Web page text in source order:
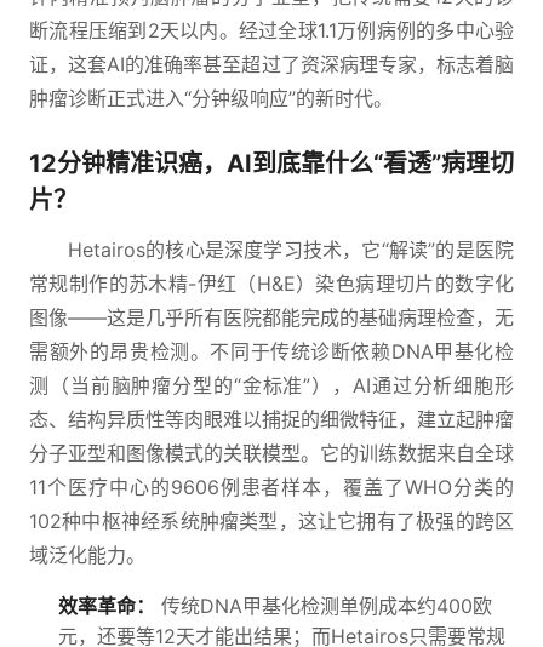
断流程压缩到2天以内。经过全球1.1万例病例的多中心验
证，这套AI的准确率甚至超过了资深病理专家，标志着脑
肿瘤诊断正式进入“分钟级响应”的新时代。
12分钟精准识癌，AI到底靠什么“看透”病理切
片？
Hetairos的核心是深度学习技术，它“解读”的是医院
常规制作的苏木精-伊红（H&E）染色病理切片的数字化
图像——这是几乎所有医院都能完成的基础病理检查，无
需额外的昂贵检测。不同于传统诊断依赖DNA甲基化检
测（当前脑肿瘤分型的“金标准”），AI通过分析细胞形
态、结构异质性等肉眼难以捕捉的细微特征，建立起肿瘤
分子亚型和图像模式的关联模型。它的训练数据来自全球
11个医疗中心的9606例患者样本，覆盖了WHO分类的
102种中枢神经系统肿瘤类型，这让它拥有了极强的跨区
域泛化能力。
效率革命：
传统DNA甲基化检测单例成本约400欧
元，还要等12天才能出结果；而Hetairos只需要常规